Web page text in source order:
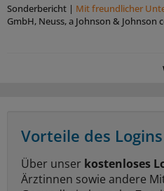
Sonderbericht | Mit freundlicher
GmbH, Neuss, a Johnson & Johnson
Vorteile des Logins
Über unser kostenloses
Ärztinnen sowie andere